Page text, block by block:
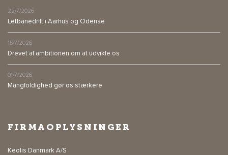
22/7/2026
Letbanedrift i Aarhus og Odense
15/7/2026
Drevet af ambitionen om at udvikle os
01/7/2026
Mangfoldighed gør os stærkere
FIRMAOPLYSNINGER
Keolis Danmark A/S